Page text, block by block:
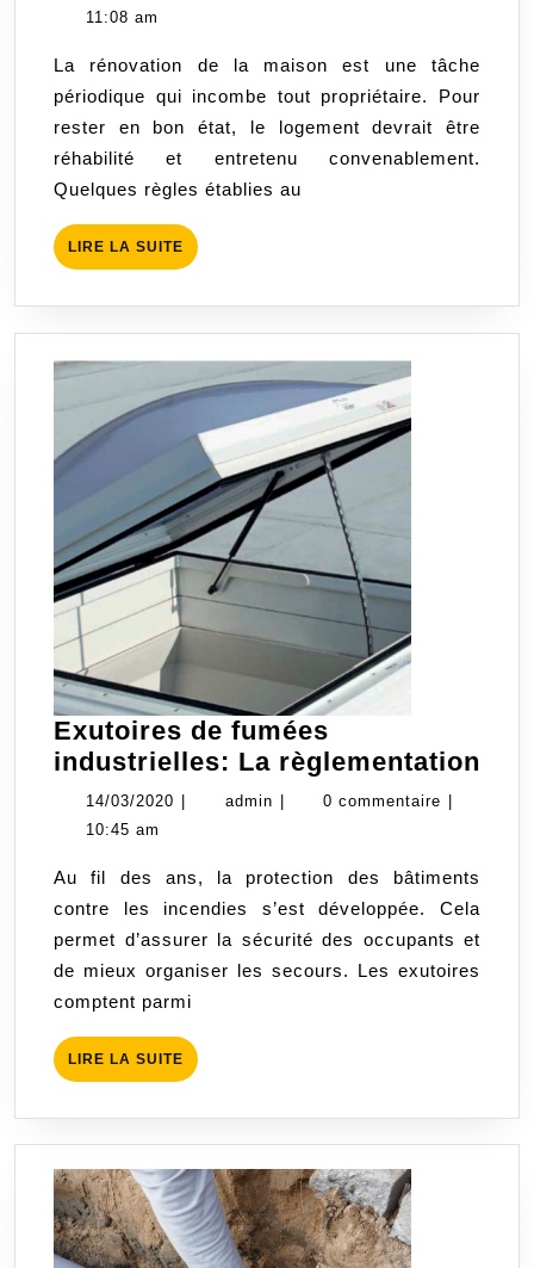
rénover
sa
maison
11:08 am
La rénovation de la maison est une tâche
périodique qui incombe tout propriétaire. Pour
rester en bon état, le logement devrait être
réhabilité et entretenu convenablement.
Quelques règles établies au
LIRE LA SUITE LIRE
LA
Exutoires de fumées
industrielles: La règlementation
14/03/2020 14/03/2020
| admin admin
| 0 commentaire |
10:45 am
Au fil des ans, la protection des bâtiments
contre les incendies s’est développée. Cela
permet d’assurer la sécurité des occupants et
de mieux organiser les secours. Les exutoires
comptent parmi
LIRE LA SUITE LIRE
LA